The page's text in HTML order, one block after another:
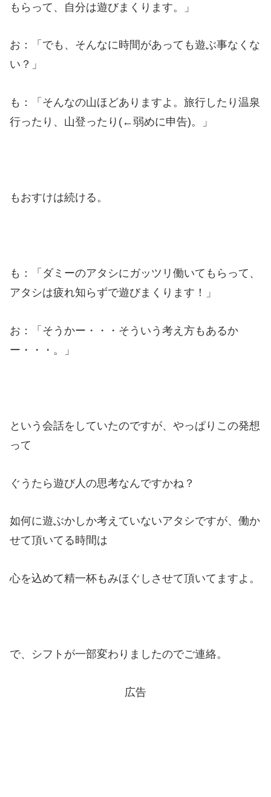
もらって、自分は遊びまくります。」
お：「でも、そんなに時間があっても遊ぶ事なくな
い？」
も：「そんなの山ほどありますよ。旅行したり温泉
行ったり、山登ったり(←弱めに申告)。」
もおすけは続ける。
も：「ダミーのアタシにガッツリ働いてもらって、
アタシは疲れ知らずで遊びまくります！」
お：「そうかー・・・そういう考え方もあるか
ー・・・。」
という会話をしていたのですが、やっぱりこの発想
って
ぐうたら遊び人の思考なんですかね？
如何に遊ぶかしか考えていないアタシですが、働か
せて頂いてる時間は
心を込めて精一杯もみほぐしさせて頂いてますよ。
で、シフトが一部変わりましたのでご連絡。
広告